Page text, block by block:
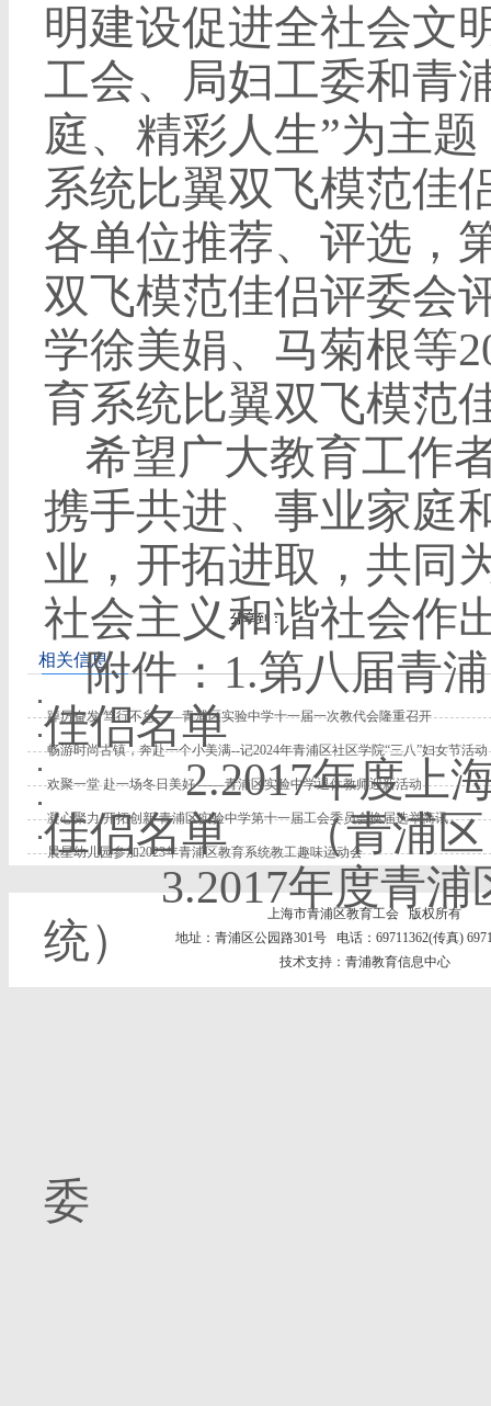
明建设促进全社会文
工会、局妇工委和青
庭、精彩人生”为主
系统比翼双飞模范佳
各单位推荐、评选，
双飞模范佳侣评委会
学徐美娟、马菊根等
育系统比翼双飞模范
希望广大教育工作
携手共进、事业家庭
业，开拓进取，共同
社会主义和谐社会作
附件：1.第八届青
佳侣名单
2.2017年度上
佳侣名单
（青浦
3.2017年度青浦
统）
委
分享到：
相关信息
踔厉奋发 笃行不怠——青浦区实验中学十一届一次教代会隆重召开
畅游时尚古镇，奔赴一个小美满--记2024年青浦区社区学院“三八”妇女节活动
欢聚一堂 赴一场冬日美好 ——青浦区实验中学退休教师迎新活动
凝心聚力,开拓创新 青浦区实验中学第十一届工会委员会换届选举简讯
晨星幼儿园参加2023年青浦区教育系统教工趣味运动会
上海市青浦区教育工会 版权所有
地址：青浦区公园路301号 电话：69711362(传真)
技术支持：青浦教育信息中心